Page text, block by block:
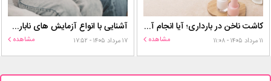
کاشت ناخن در بارداری؛ آیا انجام آن برای مادر و جنین خطر دارد؟
۱۱ مرداد ۱۴۰۵ - ۱۱:۰۸ مشاهده
آشنایی با انواع آزمایش های ناباروری
۱۷ مرداد ۱۴۰۵ - ۱۷:۵۲ مشاهده